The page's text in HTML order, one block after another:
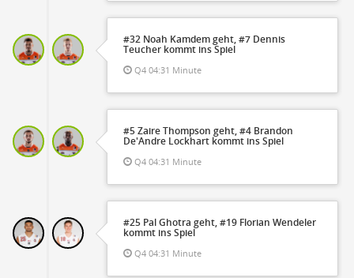
#32 Noah Kamdem geht, #7 Dennis
Teucher kommt ins Spiel
Q4 04:31 Minute
#5 Zaire Thompson geht, #4 Brandon
De'Andre Lockhart kommt ins Spiel
Q4 04:31 Minute
#25 Pal Ghotra geht, #19 Florian Wendeler
kommt ins Spiel
Q4 04:31 Minute